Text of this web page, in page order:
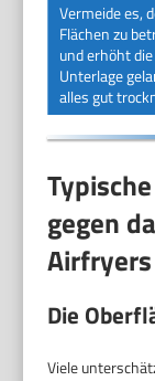
Vermeide es,
Flächen zu
und erhöht
Unterlage
alles gut
gegen
Airfryers
Die
Viele